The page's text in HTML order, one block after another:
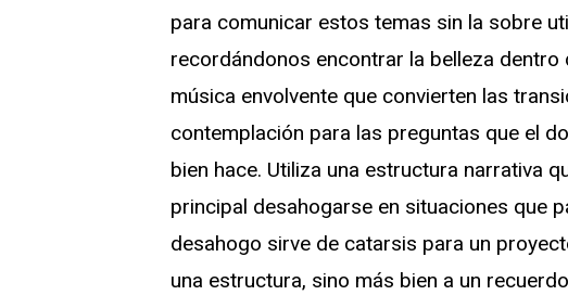
para comunicar estos temas sin la sobre
recordándonos encontrar la belleza dentro
música envolvente que convierten las
contemplación para las preguntas que el
bien hace. Utiliza una estructura narrativa
principal desahogarse en situaciones que
desahogo sirve de catarsis para un
una estructura, sino más bien a un